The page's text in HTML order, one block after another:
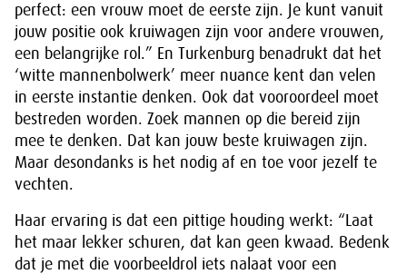
perfect: een vrouw moet de eerste zijn. Je kunt vanuit
jouw positie ook kruiwagen zijn voor andere vrouwen,
een belangrijke rol.” En Turkenburg benadrukt dat het
‘witte mannenbolwerk’ meer nuance kent dan velen
in eerste instantie denken. Ook dat vooroordeel moet
bestreden worden. Zoek mannen op die bereid zijn
mee te denken. Dat kan jouw beste kruiwagen zijn.
Maar desondanks is het nodig af en toe voor jezelf te
vechten.
Haar ervaring is dat een pittige houding werkt: “Laat
het maar lekker schuren, dat kan geen kwaad. Bedenk
dat je met die voorbeeldrol iets nalaat voor een